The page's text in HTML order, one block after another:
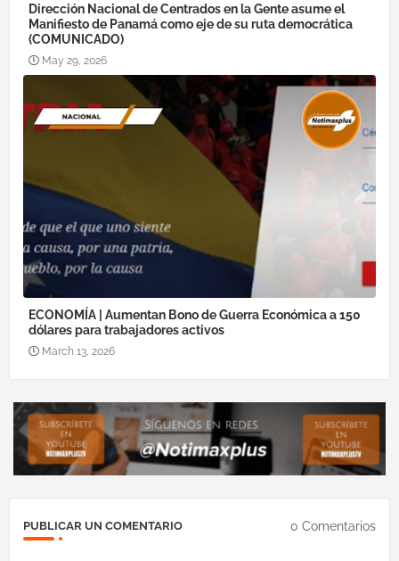
Dirección Nacional de Centrados en la Gente asume el
Manifiesto de Panamá como eje de su ruta democrática
(COMUNICADO)
May 29, 2026
ECONOMÍA | Aumentan Bono de Guerra Económica a 150
dólares para trabajadores activos
March 13, 2026
PUBLICAR UN COMENTARIO 0 Comentarios